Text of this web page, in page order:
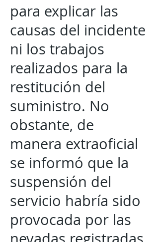
para explicar las
causas del incidente
ni los trabajos
realizados para la
restitución del
suministro. No
obstante, de
manera extraoficial
se informó que la
suspensión del
servicio habría sido
provocada por las